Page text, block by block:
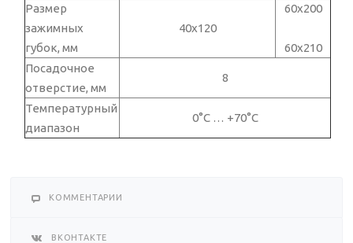
Размер
зажимных
губок, мм
40х120
60х200
60х210
Посадочное
отверстие, мм
8
Температурный
диапазон
0°C … +70°C
КОММЕНТАРИИ
ВКОНТАКТЕ